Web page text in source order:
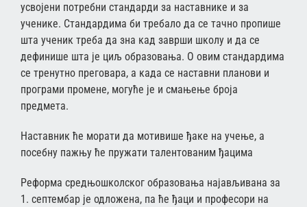
усвојени потребни стандарди за наставнике и за
ученике. Стандардима би требало да се тачно пропише
шта ученик треба да зна кад заврши школу и да се
дефинише шта је циљ образовања. О овим стандардима
се тренутно преговара, а када се наставни планови и
програми промене, могуће је и смањење броја
предмета.
Наставник ће морати да мотивише ђаке на учење, а
посебну пажњу ће пружати талентованим ђацима
Реформа средњошколског образовања најављивана за
1. септембар је одложена, па ће ђаци и професори на